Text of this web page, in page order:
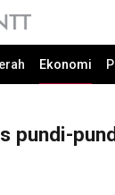
Ekonomi
pundi-